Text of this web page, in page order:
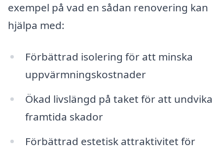
exempel på vad en sådan renovering kan
hjälpa med:
Förbättrad isolering för att minska
uppvärmningskostnader
Ökad livslängd på taket för att undvika
framtida skador
Förbättrad estetisk attraktivitet för